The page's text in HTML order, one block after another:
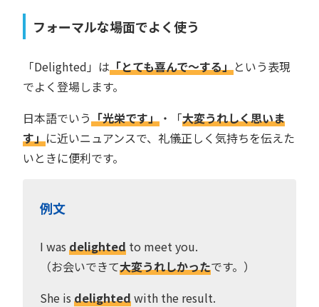
フォーマルな場面でよく使う
「Delighted」は「とても喜んで〜する」という表現
でよく登場します。
日本語でいう「光栄です」 ・「大変うれしく思いま
す」に近いニュアンスで、礼儀正しく気持ちを伝えた
いときに便利です。
例文
I was delighted to meet you.
（お会いできて大変うれしかったです。）
She is delightedwith the result.